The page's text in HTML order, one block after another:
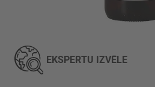
uz
galerijas
sākumu
EKSPERTU IZVĒLE